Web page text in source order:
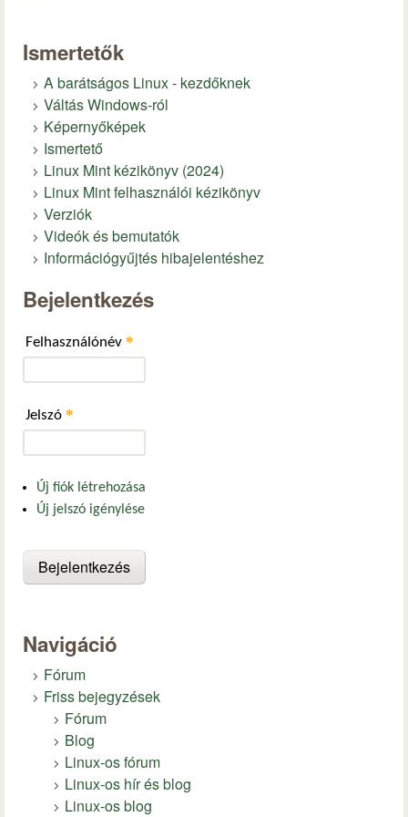
Ismertetők
A barátságos Linux - kezdőknek
Váltás Windows-ról
Képernyőképek
Ismertető
Linux Mint kézikönyv (2024)
Linux Mint felhasználói kézikönyv
Verziók
Videók és bemutatók
Információgyűjtés hibajelentéshez
Bejelentkezés
Felhasználónév *
Jelszó *
Új fiók létrehozása
Új jelszó igénylése
Navigáció
Fórum
Friss bejegyzések
Fórum
Blog
Linux-os fórum
Linux-os hír és blog
Linux-os blog